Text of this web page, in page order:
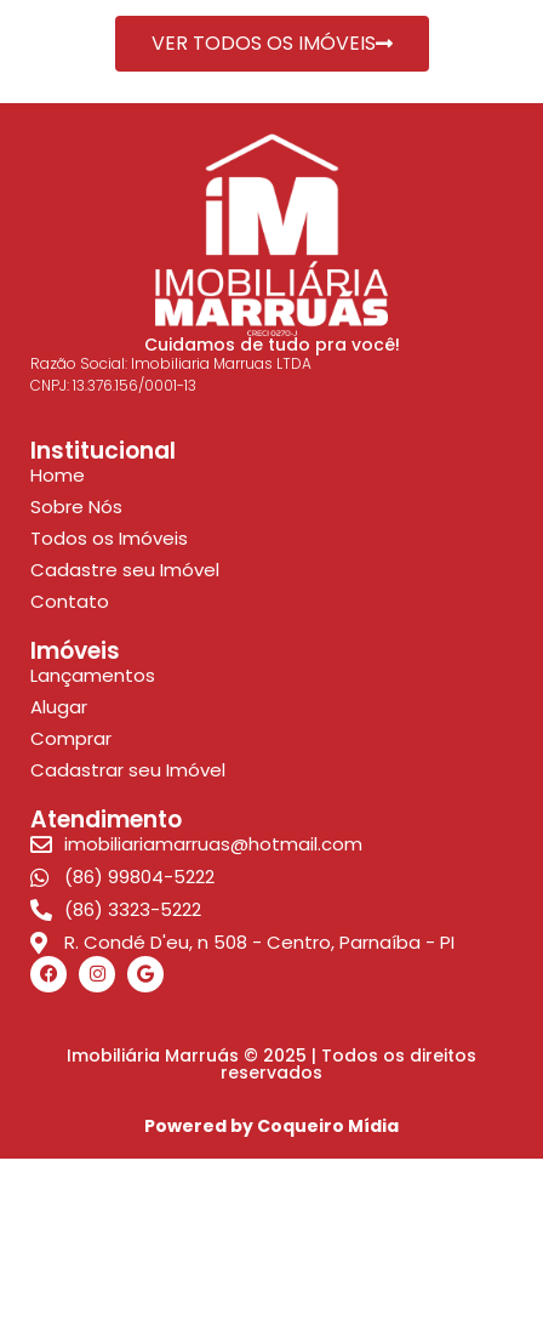
VER TODOS OS IMÓVEIS
Cuidamos de tudo pra você!
Razão Social: Imobiliaria Marruas LTDA
CNPJ: 13.376.156/0001-13
Institucional
Home
Sobre Nós
Todos os Imóveis
Cadastre seu Imóvel
Contato
Imóveis
Lançamentos
Alugar
Comprar
Cadastrar seu Imóvel
Atendimento
imobiliariamarruas@hotmail.com
(86) 99804-5222
(86) 3323-5222
R. Condé D'eu, n 508 - Centro, Parnaíba - PI
Imobiliária Marruás © 2025 | Todos os direitos
reservados
Powered by Coqueiro Mídia